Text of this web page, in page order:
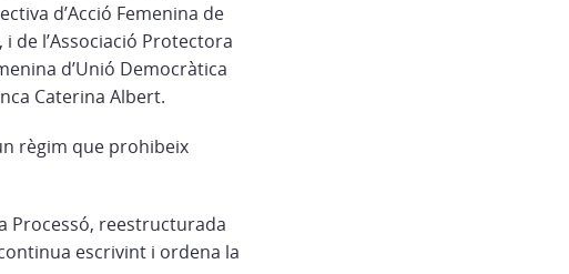
d’Acció Femenina de
de l’Associació Protectora
d’Unió Democràtica
Caterina Albert.
règim que prohibeix
Processó, reestructurada
escrivint i ordena la